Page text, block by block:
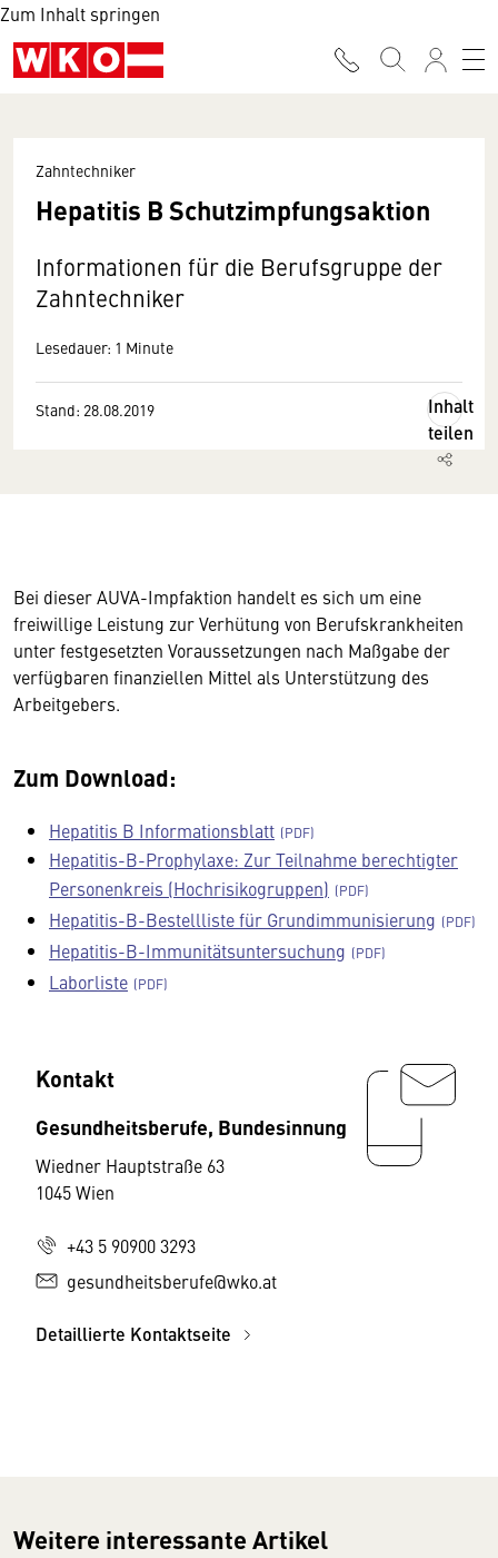
Zum Inhalt springen
Zahntechniker
Hepatitis B Schutzimpfungsaktion
Informationen für die Berufsgruppe der
Zahntechniker
Lesedauer: 1 Minute
Stand: 28.08.2019
Inhalt
teilen
Bei dieser AUVA-Impfaktion handelt es sich um eine
freiwillige Leistung zur Verhütung von Berufskrankheiten
unter festgesetzten Voraussetzungen nach Maßgabe der
verfügbaren finanziellen Mittel als Unterstützung des
Arbeitgebers.
Zum Download:
Hepatitis B Informationsblatt
Hepatitis-B-Prophylaxe: Zur Teilnahme berechtigter
Personenkreis (Hochrisikogruppen)
Hepatitis-B-Bestellliste für Grundimmunisierung
Hepatitis-B-Immunitätsuntersuchung
Laborliste
Kontakt
Gesundheitsberufe, Bundesinnung
Wiedner Hauptstraße 63
1045 Wien
+43 5 90900 3293
gesundheitsberufe@wko.at
Detaillierte Kontaktseite
Weitere interessante Artikel